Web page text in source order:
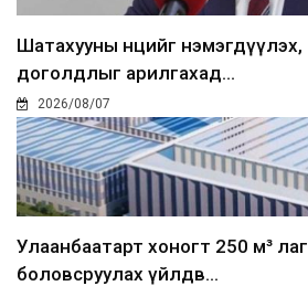
Шатахууны нөөцийг нэмэгдүүлэх,
доголдлыг арилгахад...
2026/08/07
Улаанбаатарт хоногт 250 м³ лаг
боловсруулах үйлдв...